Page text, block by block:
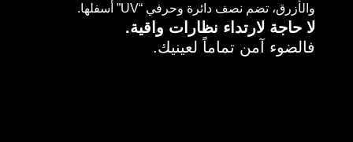
والأزرق، تضم نصف دائرة وحرفي “UV” أسفلها.
لا حاجة لارتداء نظارات واقية.
فالضوء آمن تماماً لعينيك.